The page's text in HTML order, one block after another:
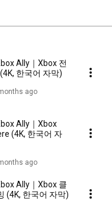
Ally｜Xbox 전
한국어 자막)
ago
Ally｜Xbox
자
ago
Ally｜Xbox 클
(4K, 한국어 자막)